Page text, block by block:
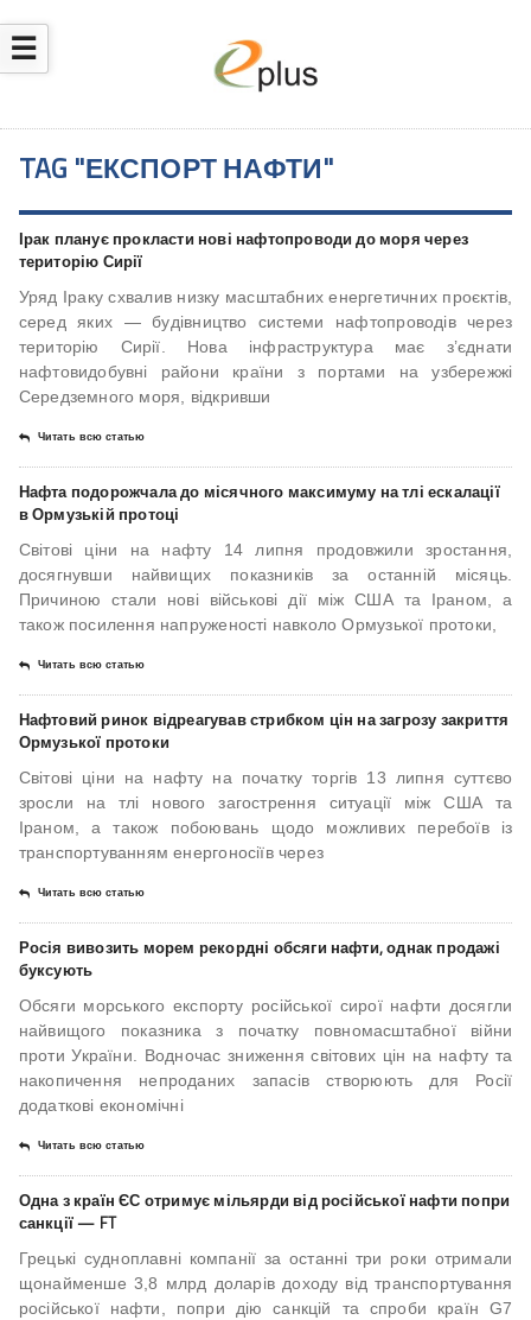
☰
TAG "ЕКСПОРТ НАФТИ"
Ірак планує прокласти нові нафтопроводи до моря через
територію Сирії
Уряд Іраку схвалив низку масштабних енергетичних проєктів,
серед яких — будівництво системи нафтопроводів через
територію Сирії. Нова інфраструктура має з’єднати
нафтовидобувні райони країни з портами на узбережжі
Середземного моря, відкривши
Читать всю статью
Нафта подорожчала до місячного максимуму на тлі ескалації
в Ормузькій протоці
Світові ціни на нафту 14 липня продовжили зростання,
досягнувши найвищих показників за останній місяць.
Причиною стали нові військові дії між США та Іраном, а
також посилення напруженості навколо Ормузької протоки,
Читать всю статью
Нафтовий ринок відреагував стрибком цін на загрозу закриття
Ормузької протоки
Світові ціни на нафту на початку торгів 13 липня суттєво
зросли на тлі нового загострення ситуації між США та
Іраном, а також побоювань щодо можливих перебоїв із
транспортуванням енергоносіїв через
Читать всю статью
Росія вивозить морем рекордні обсяги нафти, однак продажі
буксують
Обсяги морського експорту російської сирої нафти досягли
найвищого показника з початку повномасштабної війни
проти України. Водночас зниження світових цін на нафту та
накопичення непроданих запасів створюють для Росії
додаткові економічні
Читать всю статью
Одна з країн ЄС отримує мільярди від російської нафти попри
санкції — FT
Грецькі судноплавні компанії за останні три роки отримали
щонайменше 3,8 млрд доларів доходу від транспортування
російської нафти, попри дію санкцій та спроби країн G7